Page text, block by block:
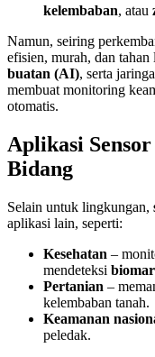
kelembaban, atau
Namun, seiring
efisien, murah, dan tahan
buatan (AI), serta
membuat monitoring
otomatis.
Aplikasi
Bidang
Selain untuk lingkungan,
aplikasi lain, seperti:
Kesehatan –
mendeteksi
Pertanian –
kelembaban tanah.
Keamanan
peledak.